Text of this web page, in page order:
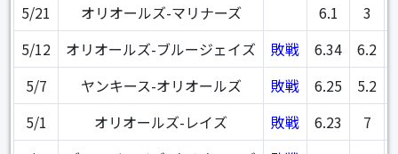
5/21
オリオールズ-マリナーズ 6.1 3
5/12
オリオールズ-ブルージェイズ 敗戦 6.34 6.2
5/7
ヤンキース-オリオールズ 敗戦 6.25 5.2
5/1
オリオールズ-レイズ 敗戦 6.23 7